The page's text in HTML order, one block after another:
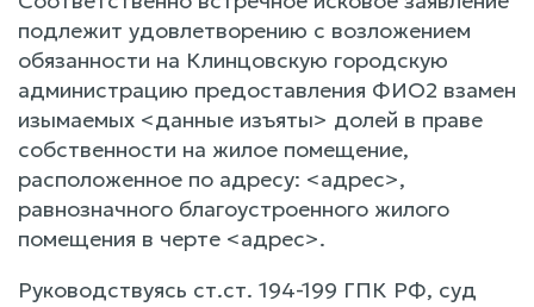
подлежит удовлетворению с возложением
обязанности на Клинцовскую городскую
администрацию предоставления ФИО2 взамен
изымаемых <данные изъяты> долей в праве
собственности на жилое помещение,
расположенное по адресу: <адрес>,
равнозначного благоустроенного жилого
помещения в черте <адрес>.
Руководствуясь ст.ст. 194-199 ГПК РФ, суд